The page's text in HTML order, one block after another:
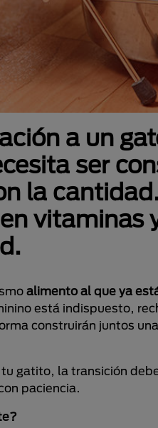
a un
ser
la
vitaminas
alimento al que ya
está indispuesto,
construirán juntos
gatito, la transición
paciencia.